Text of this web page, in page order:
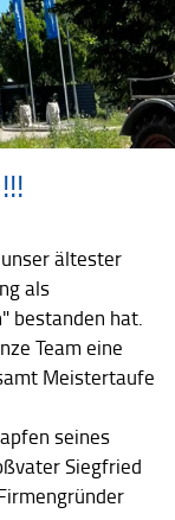
ältester
als
bestanden hat.
Team eine
Meistertaufe
seines
Siegfried